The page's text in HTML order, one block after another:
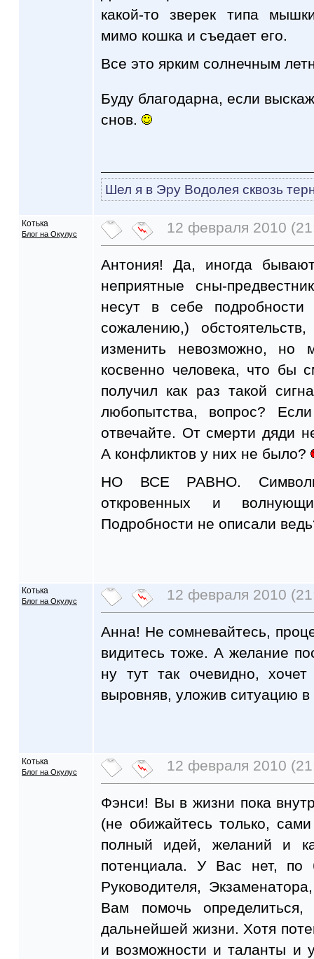
какой-то зверек типа
мимо кошка и съедает его.
Все это ярким солнечным
Буду благодарна, если
снов.
Шел я в Эру Водолея сквозь
Котька
Блог на Окулус 12 февраля 2010
Антония! Да, иногда
неприятные сны-
несут в себе
сожалению,)
изменить невозможно, но
косвенно человека, что бы
получил как раз такой
любопытства, вопрос?
отвечайте. От смерти дяди
А конфликтов у них не было?
НО ВСЕ РАВНО.
откровенных и
Подробности не описали
Котька
Блог на Окулус 12 февраля 2010
Анна! Не сомневайтесь,
видитесь тоже. А желание
ну тут так очевидно,
выровняв, уложив ситуацию в
Котька
Блог на Окулус 12 февраля 2010
Фэнси! Вы в жизни пока
(не обижайтесь только,
полный идей, желаний и
потенциала. У Вас нет, по
Руководителя,
Вам помочь
дальнейшей жизни. Хотя
и возможности и таланты и